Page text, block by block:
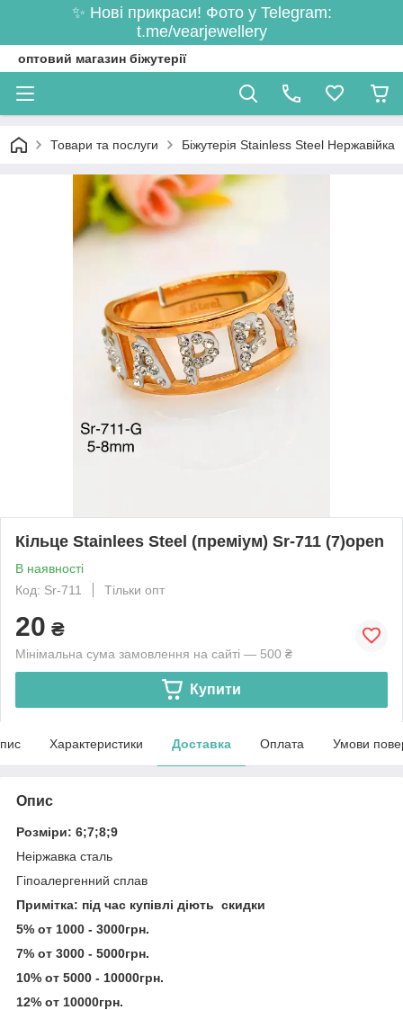
✨ Нові прикраси! Фото у Telegram:
t.me/vearjewellery
оптовий магазин біжутерії
Товари та послуги Біжутерія Stainless Steel Нержавійка
Кільце Stainlees Steel (преміум) Sr-711 (7)open
В наявності
Код: Sr-711
Тільки опт
20 ₴
Мінімальна сума замовлення на сайті — 500 ₴
Купити
Характеристики Доставка Оплата Умови
Опис
Розміри: 6;7;8;9
Неіржавка сталь
Гіпоалергенний сплав
Примітка: під час купівлі діють скидки
5% от 1000 - 3000грн.
7% от 3000 - 5000грн.
10% от 5000 - 10000грн.
12% от 10000грн.